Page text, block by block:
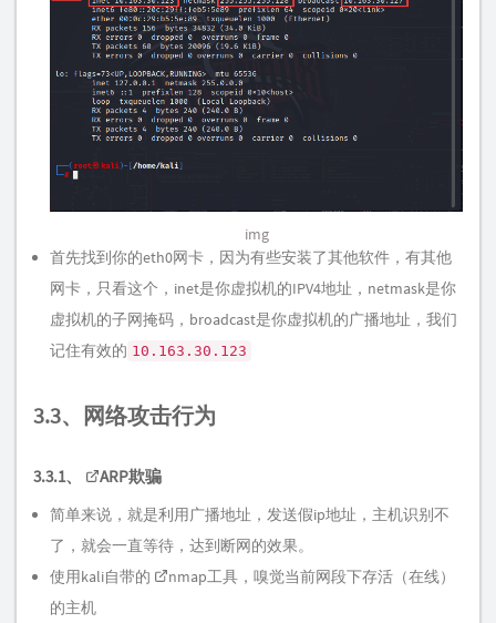
img
首先找到你的eth0网卡，因为有些安装了其他软件，有其他
网卡，只看这个，inet是你虚拟机的IPV4地址，netmask是你
虚拟机的子网掩码，broadcast是你虚拟机的广播地址，我们
记住有效的 10.163.30.123
3.3、网络攻击行为
3.3.1、 ARP欺骗
简单来说，就是利用广播地址，发送假ip地址，主机识别不
了，就会一直等待，达到断网的效果。
使用kali自带的
nmap工具，嗅觉当前网段下存活（在线）
的主机